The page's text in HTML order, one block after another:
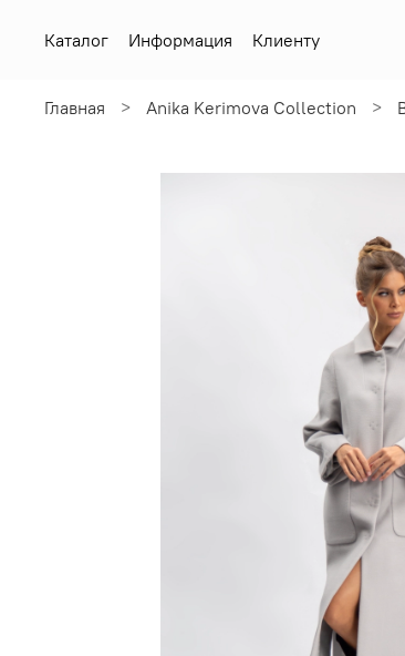
Каталог Информация Клиенту
Главная Anika Kerimova Collection